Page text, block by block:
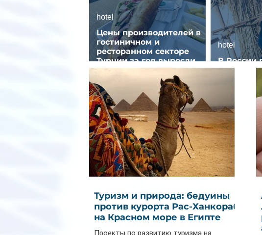
Цены производителей в
гостиничном и
ресторанном секторе
Турции за год выросли
почти на 32%
hotel
В России
спрос на
hotel
Туризм и природа: бедуины
против курорта Рас-Ханкораб
на Красном море в Египте
Проекты по развитию туризма на